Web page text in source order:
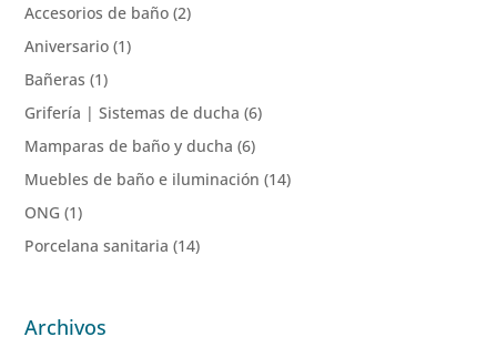
Accesorios de baño (2)
Aniversario (1)
Bañeras (1)
Grifería | Sistemas de ducha (6)
Mamparas de baño y ducha (6)
Muebles de baño e iluminación (14)
ONG (1)
Porcelana sanitaria (14)
Archivos